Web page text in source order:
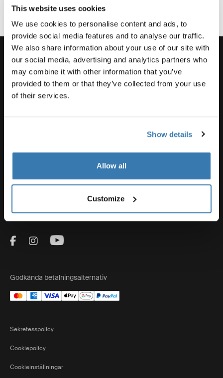
This website uses cookies
We use cookies to personalise content and ads, to
provide social media features and to analyse our traffic.
We also share information about your use of our site with
our social media, advertising and analytics partners who
may combine it with other information that you’ve
provided to them or that they’ve collected from your use
of their services.
Show details
Allow all
Customize
Beställningssupport
Produktsupport
Thule
Visit Thule on Facebook (external link)
Visit Thule on Instagram (external link)
Visit Thule on Youtube (external
Godkända betalningsalternativ
Sekretesspolicy
Cookiepolicy
Cookieinställningar